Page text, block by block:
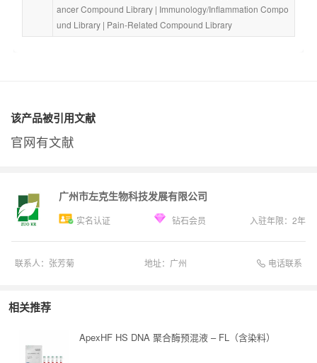
ancer Compound Library | Immunology/Inflammation Compo
und Library | Pain-Related Compound Library
该产品被引用文献
官网有文献
广州市左克生物科技发展有限公司
实名认证 钻石会员 入驻年限： 2年
联系人： 张芳菊 地址： 广州 电话联系
相关推荐
ApexHF HS DNA 聚合酶预混液 – FL（含染料）